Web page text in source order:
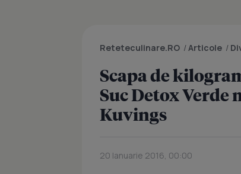
Reteteculinare.RO /Articole /
Scapa de
Suc Detox Verde
Kuvings
20 Ianuarie 2016, 00:00